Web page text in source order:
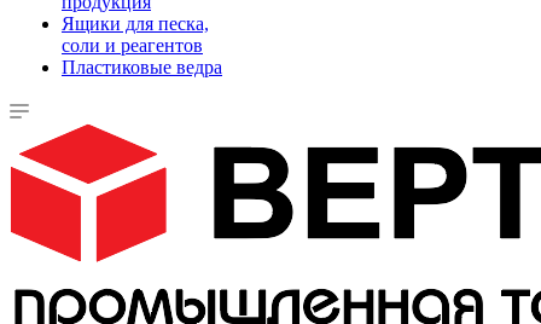
Ящики для песка,
соли и реагентов
Пластиковые ведра